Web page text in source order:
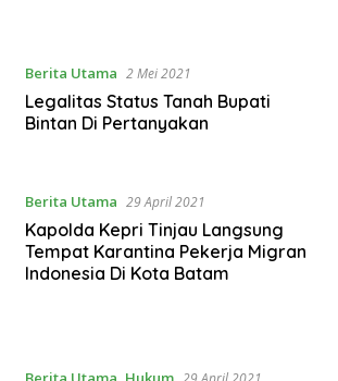
Berita Utama 2 Mei 2021
Legalitas Status Tanah Bupati
Bintan Di Pertanyakan
Berita Utama 29 April 2021
Kapolda Kepri Tinjau Langsung
Tempat Karantina Pekerja Migran
Indonesia Di Kota Batam